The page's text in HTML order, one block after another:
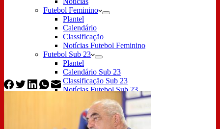
Futebol Feminino
Plantel
Calendário
Classificação
Notícias Futebol Feminino
Futebol Sub 23
Plantel
Calendário Sub 23
Classificação Sub 23
Notícias Futebol Sub 23
Resultados Sub 19